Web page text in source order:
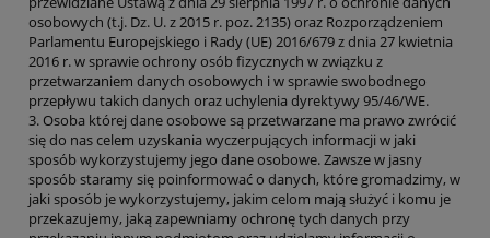
osobowych (t.j. Dz. U. z 2015 r. poz. 2135) oraz Rozporządzeniem
Parlamentu Europejskiego i Rady (UE) 2016/679 z dnia 27 kwietnia
2016 r. w sprawie ochrony osób fizycznych w związku z
przetwarzaniem danych osobowych i w sprawie swobodnego
przepływu takich danych oraz uchylenia dyrektywy 95/46/WE.
3. Osoba której dane osobowe są przetwarzane ma prawo zwrócić
się do nas celem uzyskania wyczerpujących informacji w jaki
sposób wykorzystujemy jego dane osobowe. Zawsze w jasny
sposób staramy się poinformować o danych, które gromadzimy, w
jaki sposób je wykorzystujemy, jakim celom mają służyć i komu je
przekazujemy, jaką zapewniamy ochronę tych danych przy